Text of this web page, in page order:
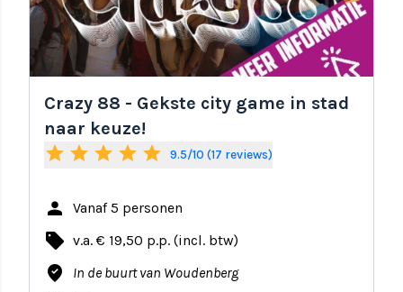
Crazy 88 - Gekste city game in stad
naar keuze!
star star star star star 9.5/10 (17 reviews)
person Vanaf 5 personen
local_offer v.a. € 19,50 p.p. (incl. btw)
where_to_vote In de buurt van Woudenberg